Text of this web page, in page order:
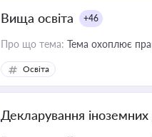
Вища освіта +46
Про що тема: Тема охоплює
Освіта
Декларування іноземних